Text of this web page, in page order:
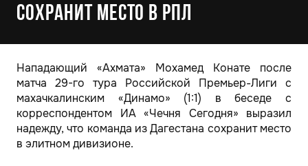
сохранит место в РПЛ
Нападающий «Ахмата» Мохамед Конате после
матча 29-го тура Российской Премьер-Лиги с
махачкалинским «Динамо» (1:1) в беседе с
корреспондентом ИА «Чечня Сегодня» выразил
надежду, что команда из Дагестана сохранит место
в элитном дивизионе.